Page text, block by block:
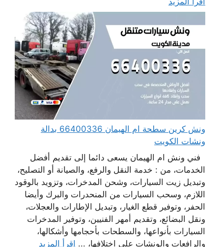
ونش كرين سطحة ام الهيمان 66400336 بدالة
ونشات الكويت
فني ونش ام الهيمان يسعى دائما إلى تقديم أفضل
الخدمات، من : خدمة النقل والرفع، والصيانة أو التصليح،
وتبديل زيت السيارات، وشحن المدخرات، وتزويد بالوقود
اللازم، وسحب السيارات من المنحدرات والبرك وأيضا
الحفر، وتوفير قطع الغيار، وتبديل الإطارات والعجلات،
ونقل البضائع، وتقديم أمهر الفنيين، وتوفير المدخرات
السيارات بأنواعها، والسطحات بأحجامها وأشكالها،
والرافعات والونشات على اختلافها، ... اقرأ المزيد